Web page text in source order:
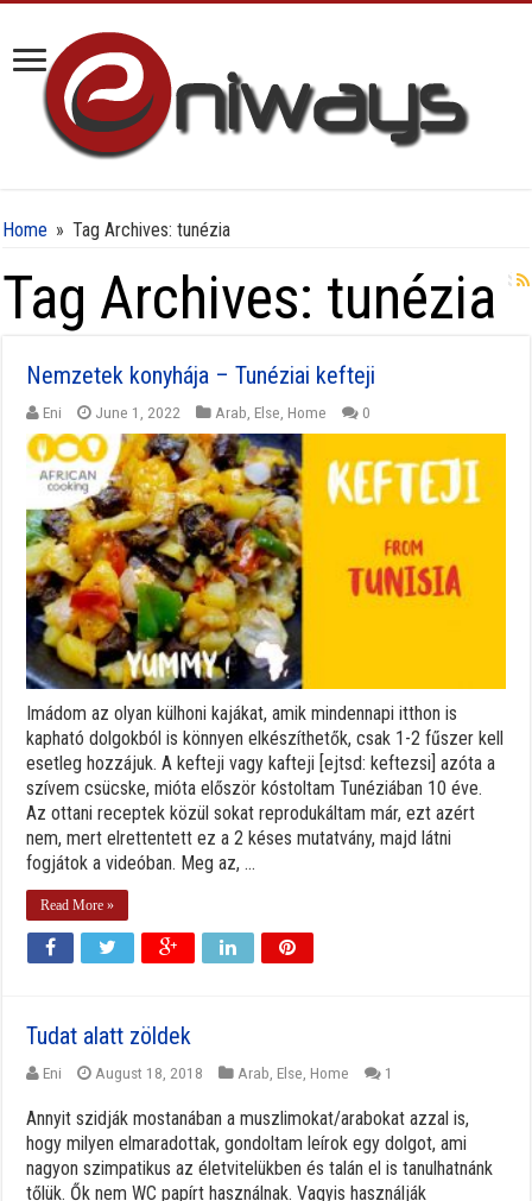
Home » Tag Archives: tunézia
Tag Archives: tunézia
Nemzetek konyhája – Tunéziai kefteji
Eni June 1, 2022 Arab Else Home 0
Imádom az olyan külhoni kajákat, amik mindennapi itthon is
kapható dolgokból is könnyen elkészíthetők, csak 1-2 fűszer kell
esetleg hozzájuk. A kefteji vagy kafteji [ejtsd: keftezsi] azóta a
szívem csücske, mióta először kóstoltam Tunéziában 10 éve.
Az ottani receptek közül sokat reprodukáltam már, ezt azért
nem, mert elrettentett ez a 2 késes mutatvány, majd látni
fogjátok a videóban. Meg az, ...
Read More »
Tudat alatt zöldek
Eni August 18, 2018 Arab Else Home 1
Annyit szidják mostanában a muszlimokat/arabokat azzal is,
hogy milyen elmaradottak, gondoltam leírok egy dolgot, ami
nagyon szimpatikus az életvitelükben és talán el is tanulhatnánk
tőlük. Ők nem WC papírt használnak. Vagyis használják